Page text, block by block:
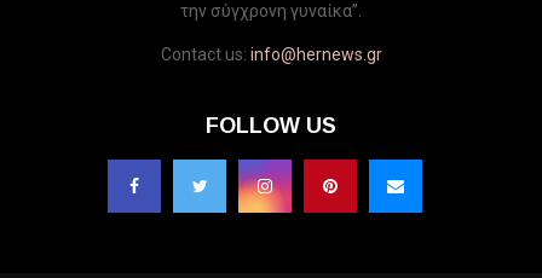
την σύγχρονη γυναίκα”.
Contact us: info@hernews.gr
FOLLOW US